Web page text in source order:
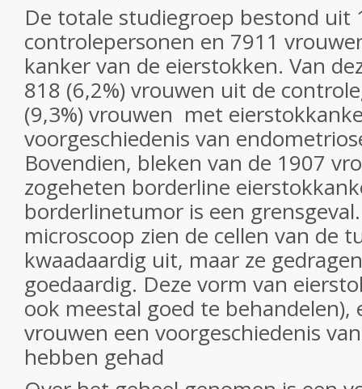
De totale studiegroep bestond uit
controlepersonen en 7911
kanker van de eierstokken. Van
818 (6,2%) vrouwen uit de
(9,3%) vrouwen met
voorgeschiedenis van
Bovendien, bleken van de 1907
zogeheten borderline
borderlinetumor is een
microscoop zien de cellen van de
kwaadaardig uit, maar ze
goedaardig. Deze vorm van
ook meestal goed te behandelen),
vrouwen een voorgeschiedenis
hebben gehad